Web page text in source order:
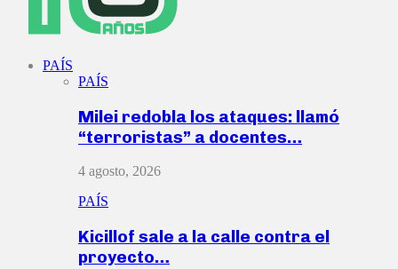
PAÍS
PAÍS
Milei redobla los ataques: llamó
“terroristas” a docentes…
4 agosto, 2026
PAÍS
Kicillof sale a la calle contra el
proyecto…